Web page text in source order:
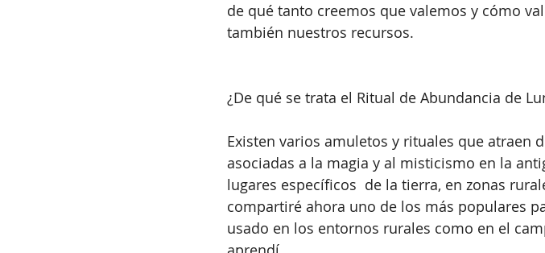
de qué tanto creemos que valemos y cómo
también nuestros recursos.
¿De qué se trata el Ritual de Abundancia de
Existen varios amuletos y rituales que atraen
asociadas a la magia y al misticismo en la
lugares específicos  de la tierra, en zonas
compartiré ahora uno de los más populares
usado en los entornos rurales como en el